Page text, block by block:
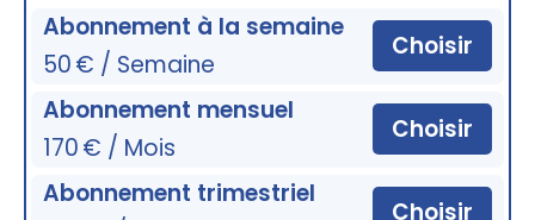
Abonnement à la semaine
50 € / Semaine
Choisir
Abonnement mensuel
170 € / Mois
Choisir
Abonnement trimestriel
Choisir